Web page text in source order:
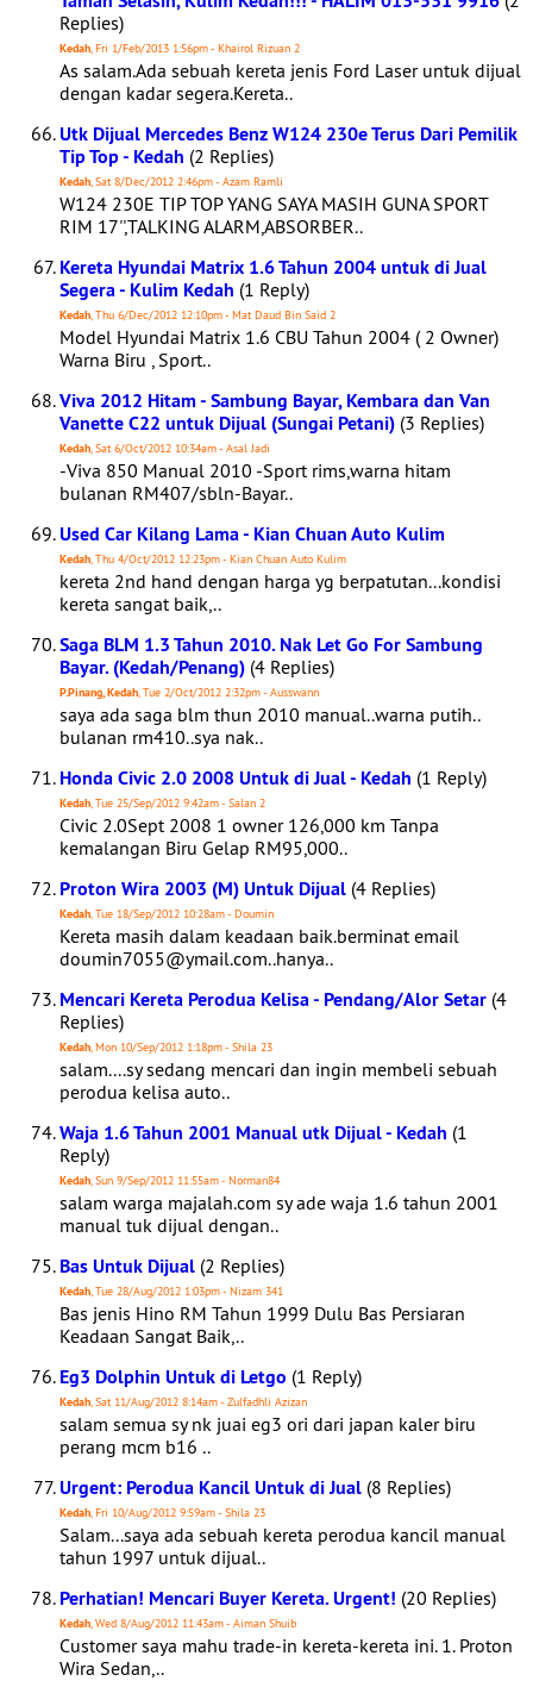
Replies)
Kedah, Fri 1/Feb/2013 1:56pm - Khairol Rizuan 2
As salam.Ada sebuah kereta jenis Ford Laser untuk dijual
dengan kadar segera.Kereta..
Utk Dijual Mercedes Benz W124 230e Terus Dari Pemilik
Tip Top - Kedah (2 Replies)
Kedah, Sat 8/Dec/2012 2:46pm - Azam Ramli
W124 230E TIP TOP YANG SAYA MASIH GUNA SPORT
RIM 17'',TALKING ALARM,ABSORBER..
Kereta Hyundai Matrix 1.6 Tahun 2004 untuk di Jual
Segera - Kulim Kedah (1 Reply)
Kedah, Thu 6/Dec/2012 12:10pm - Mat Daud Bin Said 2
Model Hyundai Matrix 1.6 CBU Tahun 2004 ( 2 Owner)
Warna Biru , Sport..
Viva 2012 Hitam - Sambung Bayar, Kembara dan Van
Vanette C22 untuk Dijual (Sungai Petani) (3 Replies)
Kedah, Sat 6/Oct/2012 10:34am - Asal Jadi
-Viva 850 Manual 2010 -Sport rims,warna hitam
bulanan RM407/sbln-Bayar..
Used Car Kilang Lama - Kian Chuan Auto Kulim
Kedah, Thu 4/Oct/2012 12:23pm - Kian Chuan Auto Kulim
kereta 2nd hand dengan harga yg berpatutan...kondisi
kereta sangat baik,..
Saga BLM 1.3 Tahun 2010. Nak Let Go For Sambung
Bayar. (Kedah/Penang) (4 Replies)
P.Pinang, Kedah, Tue 2/Oct/2012 2:32pm - Ausswann
saya ada saga blm thun 2010 manual..warna putih..
bulanan rm410..sya nak..
Honda Civic 2.0 2008 Untuk di Jual - Kedah (1 Reply)
Kedah, Tue 25/Sep/2012 9:42am - Salan 2
Civic 2.0Sept 2008 1 owner 126,000 km Tanpa
kemalangan Biru Gelap RM95,000..
Proton Wira 2003 (M) Untuk Dijual (4 Replies)
Kedah, Tue 18/Sep/2012 10:28am - Doumin
Kereta masih dalam keadaan baik.berminat email
doumin7055@ymail.com..hanya..
Mencari Kereta Perodua Kelisa - Pendang/Alor Setar (4
Replies)
Kedah, Mon 10/Sep/2012 1:18pm - Shila 23
salam....sy sedang mencari dan ingin membeli sebuah
perodua kelisa auto..
Waja 1.6 Tahun 2001 Manual utk Dijual - Kedah (1
Reply)
Kedah, Sun 9/Sep/2012 11:55am - Norman84
salam warga majalah.com sy ade waja 1.6 tahun 2001
manual tuk dijual dengan..
Bas Untuk Dijual (2 Replies)
Kedah, Tue 28/Aug/2012 1:03pm - Nizam 341
Bas jenis Hino RM Tahun 1999 Dulu Bas Persiaran
Keadaan Sangat Baik,..
Eg3 Dolphin Untuk di Letgo (1 Reply)
Kedah, Sat 11/Aug/2012 8:14am - Zulfadhli Azizan
salam semua sy nk juai eg3 ori dari japan kaler biru
perang mcm b16 ..
Urgent: Perodua Kancil Untuk di Jual (8 Replies)
Kedah, Fri 10/Aug/2012 9:59am - Shila 23
Salam...saya ada sebuah kereta perodua kancil manual
tahun 1997 untuk dijual..
Perhatian! Mencari Buyer Kereta. Urgent! (20 Replies)
Kedah, Wed 8/Aug/2012 11:43am - Aiman Shuib
Customer saya mahu trade-in kereta-kereta ini. 1. Proton
Wira Sedan,..